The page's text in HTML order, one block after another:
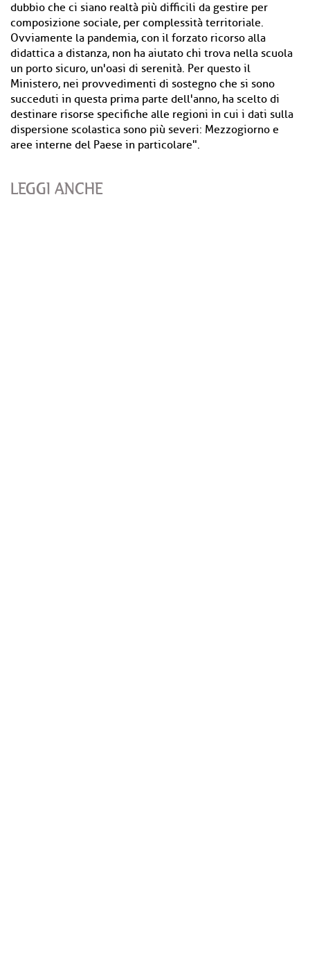
dubbio che ci siano realtà più difficili da gestire per
composizione sociale, per complessità territoriale.
Ovviamente la pandemia, con il forzato ricorso alla
didattica a distanza, non ha aiutato chi trova nella scuola
un porto sicuro, un'oasi di serenità. Per questo il
Ministero, nei provvedimenti di sostegno che si sono
succeduti in questa prima parte dell'anno, ha scelto di
destinare risorse specifiche alle regioni in cui i dati sulla
dispersione scolastica sono più severi: Mezzogiorno e
aree interne del Paese in particolare".
LEGGI ANCHE